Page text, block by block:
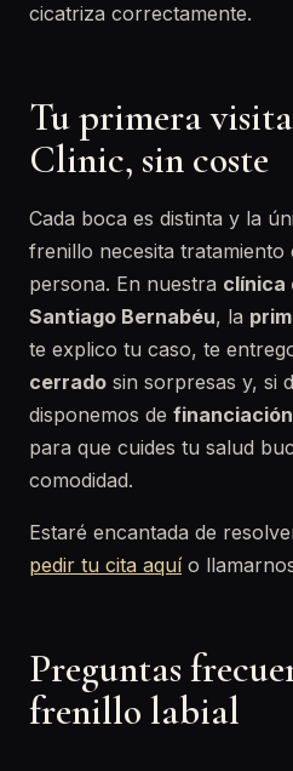
cicatriza correctamente.
Tu primera
Clinic, sin coste
Cada boca es distinta y la
frenillo necesita tratamiento
persona. En nuestra clínica
Santiago Bernabéu, la
te explico tu caso, te
cerrado sin sorpresas y, si
disponemos de
para que cuides tu salud
comodidad.
Estaré encantada de
pedir tu cita aquío
Preguntas
frenillo labial